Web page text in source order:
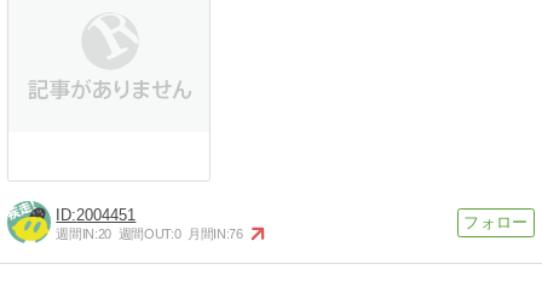
2004451
週間IN:20 週間OUT:0 月間IN:76